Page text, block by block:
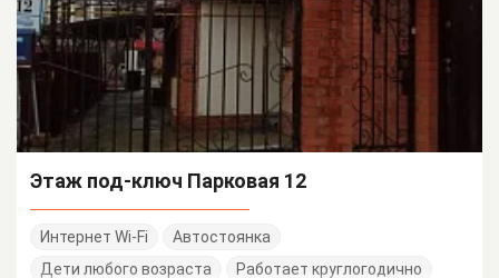
Этаж под-ключ Парковая 12
Интернет Wi-Fi
Автостоянка
Дети любого возраста
Работает круглогодично